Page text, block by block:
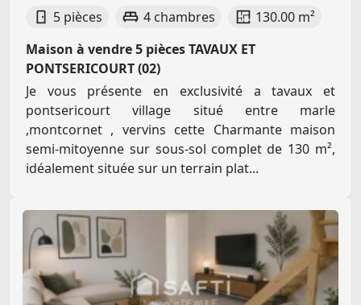
5 pièces 4 chambres
130.00 m²
Maison à vendre 5 pièces TAVAUX ET
PONTSERICOURT (02)
Je vous présente en exclusivité a tavaux et
pontsericourt village situé entre marle
,montcornet , vervins cette Charmante maison
semi-mitoyenne sur sous-sol complet de 130 m²,
idéalement située sur un terrain plat...